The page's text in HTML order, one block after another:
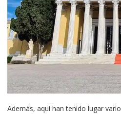
Además, aquí han tenido lugar